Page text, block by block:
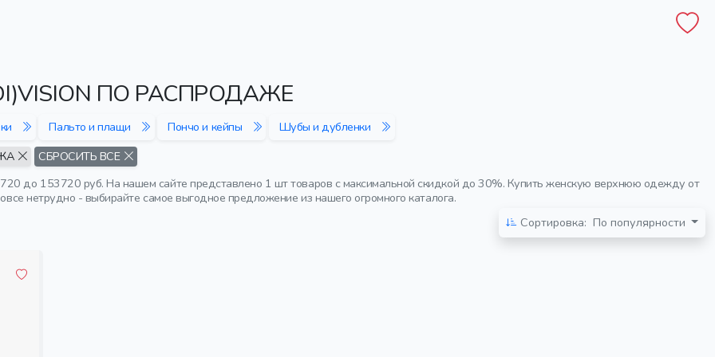
ПО РАСПРОДАЖЕ
Пальто и плащи Пончо и кейпы
Шубы и дубленки
СБРОСИТЬ ВСЕ
до 153720 руб. На нашем сайте представлено 1 шт товаров с максимальной скидкой до 30%. Купить женскую верхнюю одежду от
нетрудно - выбирайте самое выгодное предложение из нашего огромного каталога.
Сортировка: По популярности